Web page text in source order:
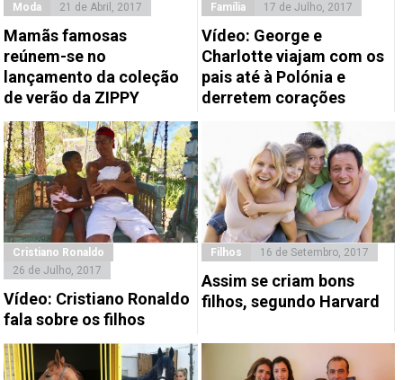
Moda 21 de Abril, 2017
Mamãs famosas
reúnem-se no
lançamento da coleção
de verão da ZIPPY
Família 17 de Julho, 2017
Vídeo: George e
Charlotte viajam com os
pais até à Polónia e
derretem corações
Cristiano Ronaldo
26 de Julho, 2017
Vídeo: Cristiano Ronaldo
fala sobre os filhos
Filhos 16 de Setembro, 2017
Assim se criam bons
filhos, segundo Harvard